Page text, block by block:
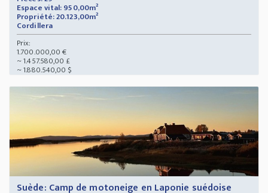
Espace vital: 950,00m²
Propriété: 20.123,00m²
Cordillera
Prix:
1.700.000,00 €
~ 1.457.580,00 £
~ 1.880.540,00 $
Suède: Camp de motoneige en Laponie suédoise